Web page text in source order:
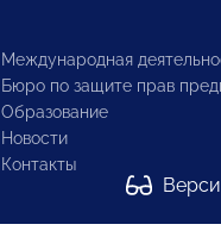
Международная
Бюро по защите прав
Образование
Новости
Контакты